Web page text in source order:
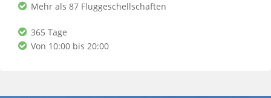
Mehr als 87 Fluggeschellschaften
365 Tage
Von 10:00 bis 20:00